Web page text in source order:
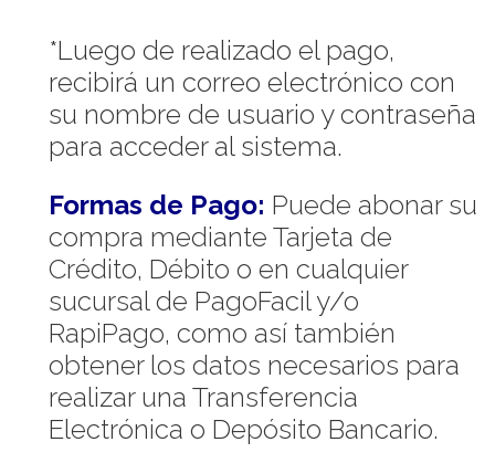
*Luego de realizado el pago,
recibirá un correo electrónico con
su nombre de usuario y contraseña
para acceder al sistema.
Formas de Pago: Puede abonar su
compra mediante Tarjeta de
Crédito, Débito o en cualquier
sucursal de PagoFacil y/o
RapiPago, como así también
obtener los datos necesarios para
realizar una Transferencia
Electrónica o Depósito Bancario.